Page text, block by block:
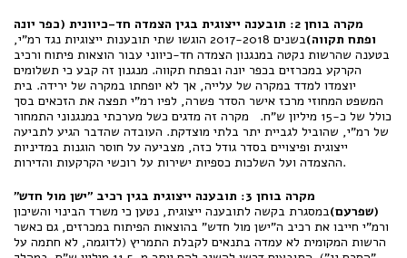
מקרה בוחן 2: תובענה ייצוגית בגין הצמדה חד-כיוונית (כפר יונה
ופתח תקווה)
בשנים 2017-2018 הוגשו שתי תובענות ייצוגיות נגד רמ"י,
בטענה שהרשות נקטה במנגנון הצמדה חד-כיווני עבור הוצאות פיתוח ורכיב
הקרקע במכרזים בכפר יונה ובפתח תקווה. מנגנון זה קבע כי תשלומים
יוצמדו למדד במקרה של עלייה, אך לא יופחתו במקרה של ירידה. בית
המשפט המחוזי מרכז אישר הסדר פשרה, לפיו רמ"י תפצה את הזכאים בסך
כולל של כ-15 מיליון ש"ח. מקרה זה מדגים כשל מערכתי במנגנוני התמחור
של רמ"י, שהוביל לגביית יתר בלתי מוצדקת. העובדה שהדבר הגיע לתביעה
ייצוגית ופיצויים בסדר גודל כזה, מצביעה על חוסר הוגנות במדיניות
ההצמדה ועל השלכות כספיות ישירות על רוכשי הקרקעות והדירות.
מקרה בוחן 3: תובענה ייצוגית בגין רכיב "ישן מול חדש"
(שפרעם)במסגרת בקשה לתובענה ייצוגית, נטען כי משרד הבינוי והשיכון
ורמ"י חייבו את רכיב ה"ישן מול חדש" בהוצאות הפיתוח במכרזים, גם כאשר
הרשות המקומית לא עמדה בתנאים לקבלת התמריץ (לדוגמה, לא חתמה על